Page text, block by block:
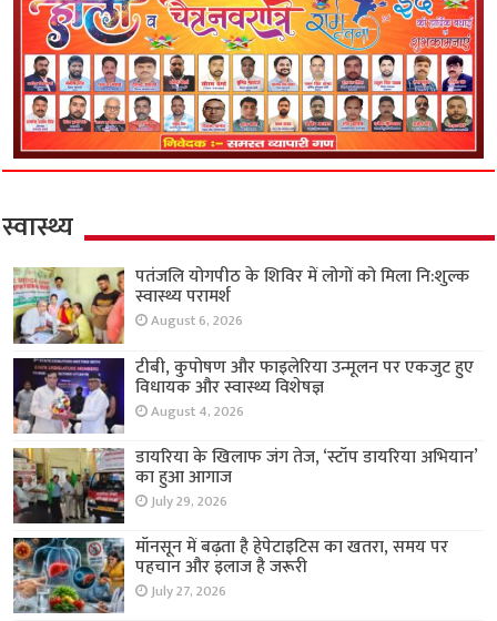
स्वास्थ्य
पतंजलि योगपीठ के शिविर में लोगों को मिला नि:शुल्क
स्वास्थ्य परामर्श
August 6, 2026
टीबी, कुपोषण और फाइलेरिया उन्मूलन पर एकजुट हुए
विधायक और स्वास्थ्य विशेषज्ञ
August 4, 2026
डायरिया के खिलाफ जंग तेज, ‘स्टॉप डायरिया अभियान’
का हुआ आगाज
July 29, 2026
मॉनसून में बढ़ता है हेपेटाइटिस का खतरा, समय पर
पहचान और इलाज है जरूरी
July 27, 2026